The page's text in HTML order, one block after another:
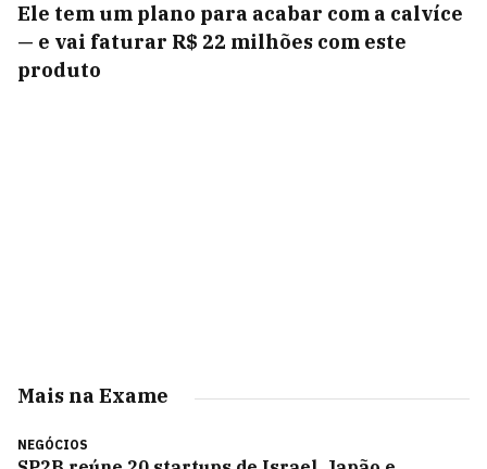
Ele tem um plano para acabar com a calvíce
— e vai faturar R$ 22 milhões com este
produto
Mais na Exame
NEGÓCIOS